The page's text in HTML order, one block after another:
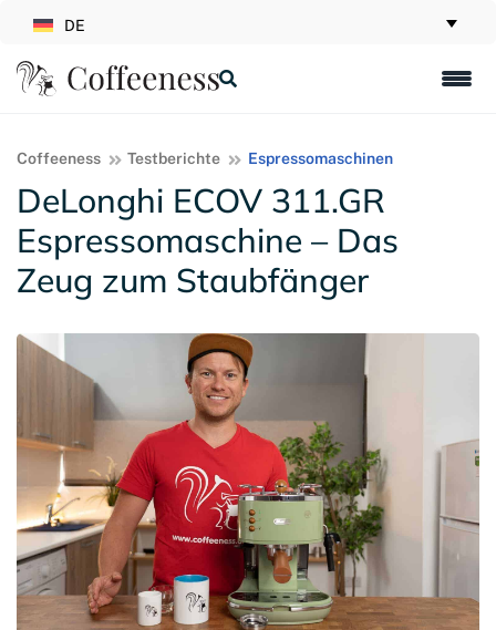
DE
Coffeeness Testberichte Espressomaschinen
DeLonghi ECOV 311.GR
Espressomaschine – Das
Zeug zum Staubfänger